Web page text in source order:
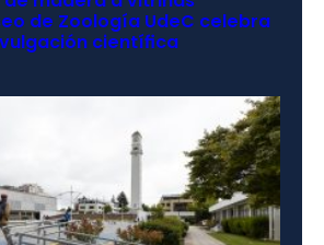
de Zoología UdeC celebra
científica